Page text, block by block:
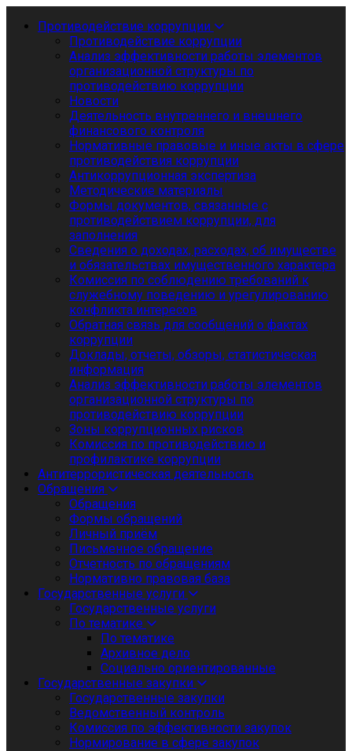
Противодействие коррупции
Противодействие коррупции
Анализ эффективности работы элементов
организационной структуры по
противодействию коррупции
Новости
Деятельность внутреннего и внешнего
финансового контроля
Нормативные правовые и иные акты в сфере
противодействия коррупции
Антикоррупционная экспертиза
Методические материалы
Формы документов, связанные с
противодействием коррупции, для
заполнения
Сведения о доходах, расходах, об имуществе
и обязательствах имущественного характера
Комиссия по соблюдению требований к
служебному поведению и урегулированию
конфликта интересов
Обратная связь для сообщений о фактах
коррупции
Доклады, отчеты, обзоры, статистическая
информация
Анализ эффективности работы элементов
организационной структуры по
противодействию коррупции
Зоны коррупционных рисков
Комиссия по противодействию и
профилактике коррупции
Антитеррористическая деятельность
Обращения
Обращения
Формы обращений
Личный приём
Письменное обращение
Отчетность по обращениям
Нормативно правовая база
Государственные услуги
Государственные услуги
По тематике
По тематике
Архивное дело
Социально ориентированные
Государственные закупки
Государственные закупки
Ведомственный контроль
Комиссия по эффективности закупок
Нормирование в сфере закупок